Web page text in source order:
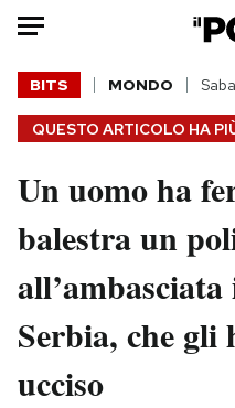
HOME
Italia
Politica
Tecnologia
Scienza
Cultura
QUESTO ARTICOLO HA
BITS MONDO
Un uomo ha
balestra un
Serbia, che gli
ucciso